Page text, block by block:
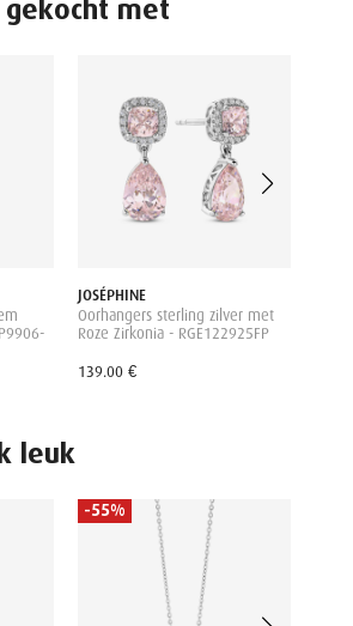
gekocht met
JOSÉPHINE
Oorhangers sterling zilver met
Roze Zirkonia - RGE122925FP
139.00 €
leuk
-55%